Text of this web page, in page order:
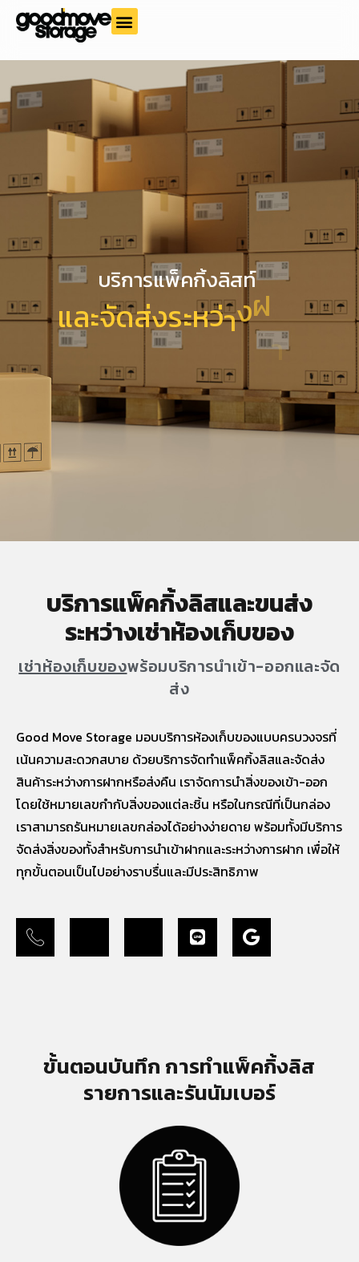
บริการแพ็คกิ้งลิสท์
และจดสงระหวางฝาก
บริการแพ็คกิ้งลิสและขนส่ง
ระหว่างเช่าห้องเก็บของ
เช่าห้องเก็บของพร้อมบริการนำเข้า-ออกและจัด
ส่ง
Good Move Storage มอบบริการห้องเก็บของแบบครบวงจรที่
เน้นความสะดวกสบาย ด้วยบริการจัดทำแพ็คกิ้งลิสและจัดส่ง
สินค้าระหว่างการฝากหรือส่งคืน เราจัดการนำสิ่งของเข้า-ออก
โดยใช้หมายเลขกำกับสิ่งของแต่ละชิ้น หรือในกรณีที่เป็นกล่อง
เราสามารถรันหมายเลขกล่องได้อย่างง่ายดาย พร้อมทั้งมีบริการ
จัดส่งสิ่งของทั้งสำหรับการนำเข้าฝากและระหว่างการฝาก เพื่อให้
ทุกขั้นตอนเป็นไปอย่างราบรื่นและมีประสิทธิภาพ
ขั้นตอนบันทึก การทำแพ็คกิ้งลิส
รายการและรันนัมเบอร์